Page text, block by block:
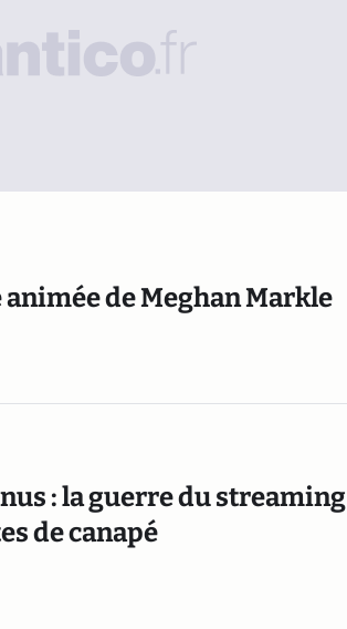
de Meghan Markle
: la guerre du streaming
de canapé